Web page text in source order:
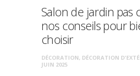
Salon de jardin pas
nos conseils pour
choisir
DÉCORATION, DÉCORATION
JUIN 2025